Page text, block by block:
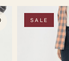
SALE